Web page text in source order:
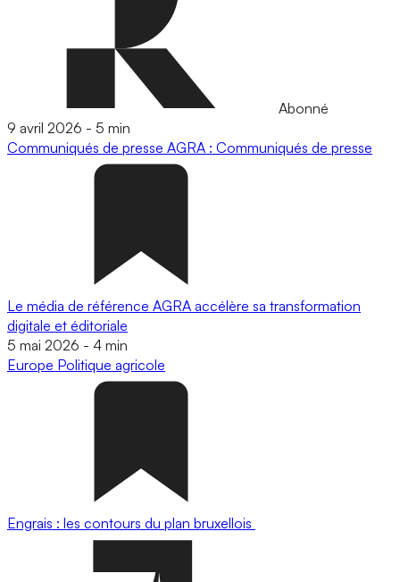
Abonné
9 avril 2026 - 5 min
Communiqués de presse AGRA : Communiqués de presse
Le média de référence AGRA accélère sa transformation
digitale et éditoriale
5 mai 2026 - 4 min
Europe Politique agricole
Engrais : les contours du plan bruxellois